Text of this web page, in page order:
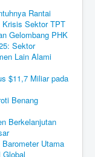
Rantai
Krisis Sektor TPT
Gelombang PHK
Sektor
Lain Alami
$11,7 Miliar pada
Benang
Berkelanjutan
Utama